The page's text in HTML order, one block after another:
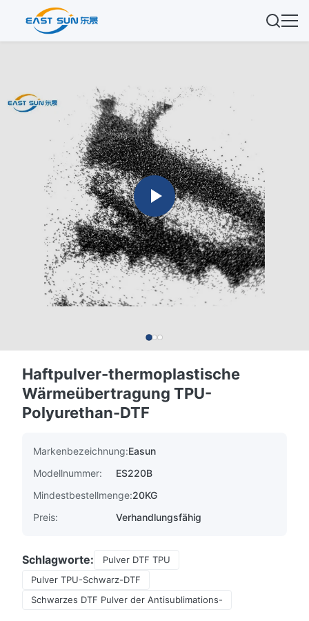
Haftpulver-thermoplastische
Wärmeübertragung TPU-
Polyurethan-DTF
Markenbezeichnung:Easun
Modellnummer:
ES220B
Mindestbestellmenge:20KG
Preis:
Verhandlungsfähig
Schlagworte:
Pulver DTF TPU
Pulver TPU-Schwarz-DTF
Schwarzes DTF Pulver der Antisublimations-